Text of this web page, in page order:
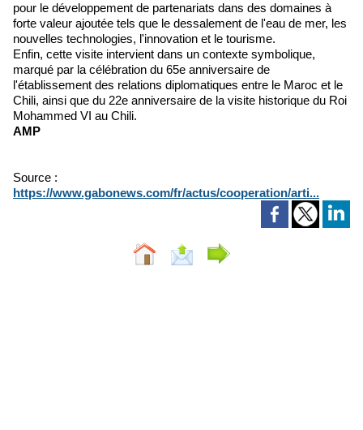
pour le développement de partenariats dans des domaines à
forte valeur ajoutée tels que le dessalement de l'eau de mer, les
nouvelles technologies, l'innovation et le tourisme.
Enfin, cette visite intervient dans un contexte symbolique,
marqué par la célébration du 65e anniversaire de
l'établissement des relations diplomatiques entre le Maroc et le
Chili, ainsi que du 22e anniversaire de la visite historique du Roi
Mohammed VI au Chili.
AMP
Source :
https://www.gabonews.com/fr/actus/cooperation/arti...